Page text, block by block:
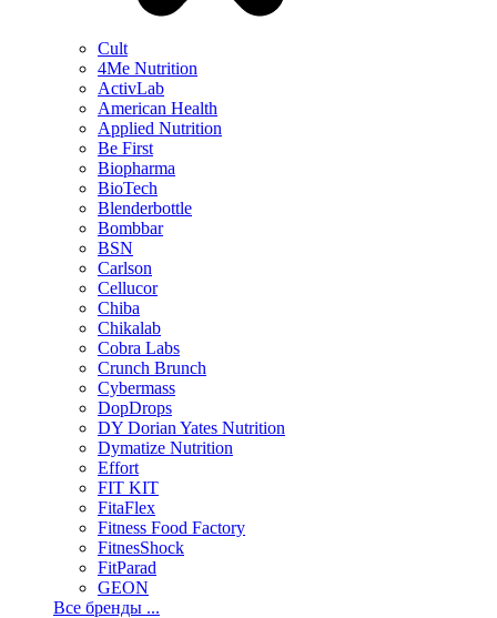
Cult
4Me Nutrition
ActivLab
American Health
Applied Nutrition
Be First
Biopharma
BioTech
Blenderbottle
Bombbar
BSN
Carlson
Cellucor
Chiba
Chikalab
Cobra Labs
Crunch Brunch
Cybermass
DopDrops
DY Dorian Yates Nutrition
Dymatize Nutrition
Effort
FIT KIT
FitaFlex
Fitness Food Factory
FitnesShock
FitParad
GEON
Все бренды ...